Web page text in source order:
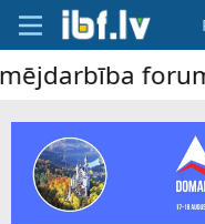
forums